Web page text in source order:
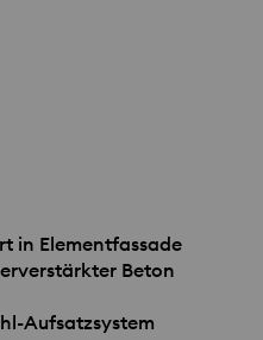
in Elementfassade
Beton
Aufsatzsystem